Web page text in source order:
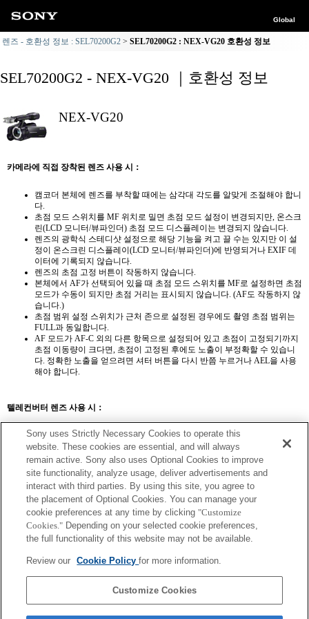
Global
렌즈 - 호환성 정보 : SEL70200G2 SEL70200G2 : NEX-VG20 호환성 정보
SEL70200G2 - NEX-VG20 ｜호환성 정보
NEX-VG20
카메라에 직접 장착된 렌즈 사용 시：
캠코더 본체에 렌즈를 부착할 때에는 삼각대 각도를 알맞게 조절해야 합니
다.
초점 모드 스위치를 MF 위치로 밀면 초점 모드 설정이 변경되지만, 온스크
린(LCD 모니터/뷰파인더) 초점 모드 디스플레이는 변경되지 않습니다.
렌즈의 광학식 스테디샷 설정으로 해당 기능을 켜고 끌 수는 있지만 이 설
정이 온스크린 디스플레이(LCD 모니터/뷰파인더)에 반영되거나 EXIF 데
이터에 기록되지 않습니다.
렌즈의 초점 고정 버튼이 작동하지 않습니다.
본체에서 AF가 선택되어 있을 때 초점 모드 스위치를 MF로 설정하면 초점
모드가 수동이 되지만 초점 거리는 표시되지 않습니다. (AF도 작동하지 않
습니다.)
초점 범위 설정 스위치가 근처 존으로 설정된 경우에도 촬영 초점 범위는
FULL과 동일합니다.
AF 모드가 AF-C 외의 다른 항목으로 설정되어 있고 초점이 고정되기까지
초점 이동량이 크다면, 초점이 고정된 후에도 노출이 부정확할 수 있습니
다. 정확한 노출을 얻으려면 셔터 버튼을 다시 반쯤 누르거나 AEL을 사용
해야 합니다.
텔레컨버터 렌즈 사용 시：
SEL14TC SEL20TC
SEL14TC
AF 모드가 AF-C 외의 다른 항목으로 설정되어 있고 초점이 고정되기까지 초
점 이동량이 크다면, 초점이 고정된 후에도 노출이 부정확할 수 있습니다. 정
확한 노출을 얻으려면 셔터 버튼을 다시 반쯤 누르거나 AEL을 사용해야 합니
확대 값 사용 시 해당 Exif 렌즈 이름의 초점 거리 및 최대 조리개가 나열됩니
다. 그러나, 확대 값과 조리개 값을 곱한 값이 10 이상일 경우 올바르게 표시되
Sony uses Strictly Necessary Cookies to operate this
website. These cookies are essential, and will always
remain active. Sony also uses Optional Cookies to improve
site functionality, analyze usage, deliver advertisements and
interact with third parties. By using this site, you agree to
the placement of Optional Cookies. You can manage your
cookie preferences at any time by clicking "Customize
Cookies." Depending on your selected cookie preferences,
the full functionality of this website may not be available.
Review our Cookie Policyfor more information.
Customize Cookies